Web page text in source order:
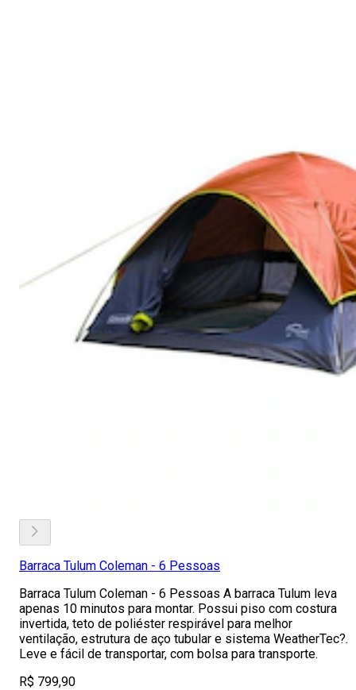
Barraca Tulum Coleman - 6 Pessoas
Barraca Tulum Coleman - 6 Pessoas A barraca Tulum leva
apenas 10 minutos para montar. Possui piso com costura
invertida, teto de poliéster respirável para melhor
ventilação, estrutura de aço tubular e sistema WeatherTec?.
Leve e fácil de transportar, com bolsa para transporte.
R$ 799,90